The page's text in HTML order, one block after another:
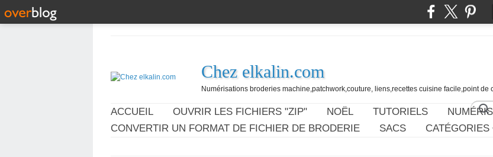
Chez elkalin.com
Numérisations broderies machine,patchwork,couture, liens,recettes cuisine facile,point de
ACCUEIL OUVRIR LES FICHIERS "ZIP" NOËL TUTORIELS
CONVERTIR UN FORMAT DE FICHIER DE BRODERIE
SACS CATÉGORIES